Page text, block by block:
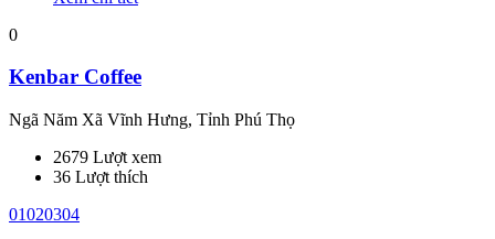
0
Kenbar Coffee
Ngã Năm Xã Vĩnh Hưng, Tỉnh Phú Thọ
2679 Lượt xem
36 Lượt thích
01020304